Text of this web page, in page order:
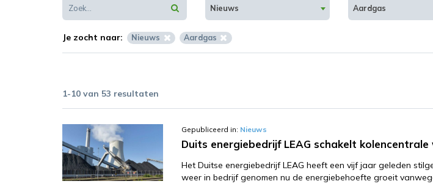
Nieuws Aardgas
Je zocht naar: Nieuws Aardgas
1-10 van 53 resultaten
Gepubliceerd in: Nieuws
Duits energiebedrijf LEAG schakelt kolencentrale
Het Duitse energiebedrijf LEAG heeft een vijf jaar geleden
weer in bedrijf genomen nu de energiebehoefte groeit